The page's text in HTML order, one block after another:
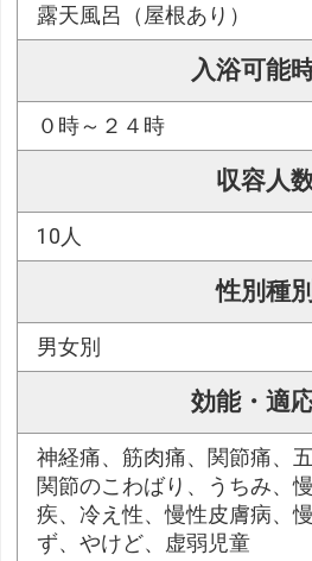
露天風呂（屋根あり）
入浴可能
０時～２４時
収容人
10人
性別種別
男女別
効能・適
神経痛、筋肉痛、関節痛、
関節のこわばり、うちみ、
疾、冷え性、慢性皮膚病、
ず、やけど、虚弱児童